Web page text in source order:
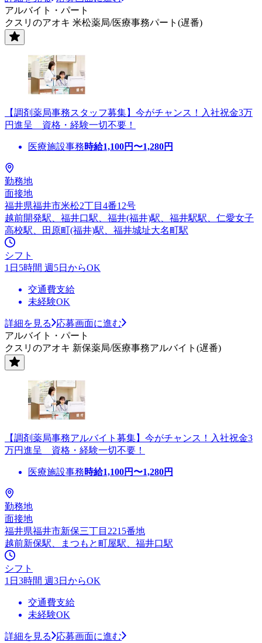
アルバイト・パート
クスリのアオキ 米松薬局/医療事務パート(遅番)
【調剤薬局事務スタッフ募集】今がチャンス！入社祝金3万
円進呈 資格・経験一切不要！
医療施設事務時給1,100円〜1,280円
勤務地
面接地
福井県福井市米松2丁目4番12号
越前開発駅、福井口駅、福井(福井)駅、福井駅駅、仁愛女子
高校駅、田原町(福井)駅、福井城址大名町駅
シフト
1日5時間 週5日からOK
交通費支給
未経験OK
詳細を見る
応募画面に進む
アルバイト・パート
クスリのアオキ 新保薬局/医療事務アルバイト(遅番)
【調剤薬局事務アルバイト募集】今がチャンス！入社祝金3
万円進呈 資格・経験一切不要！
医療施設事務時給1,100円〜1,280円
勤務地
面接地
福井県福井市新保三丁目2215番地
越前新保駅、まつもと町屋駅、福井口駅
シフト
1日3時間 週3日からOK
交通費支給
未経験OK
詳細を見る 応募画面に進む